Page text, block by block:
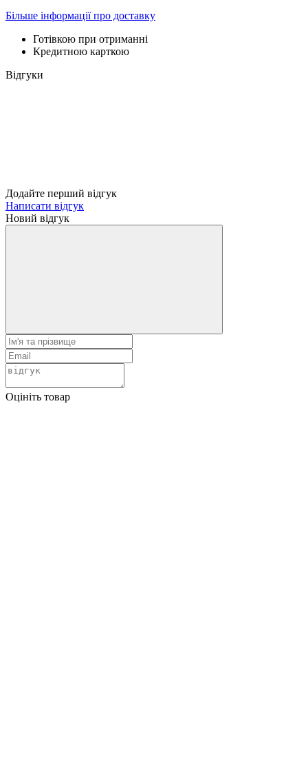
Більше інформації про доставку
Готівкою при отриманні
Кредитною карткою
Відгуки
Додайте перший відгук
Написати відгук
Новий відгук
Оцініть товар